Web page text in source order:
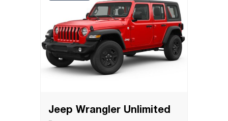
Jeep Wrangler Unlimited